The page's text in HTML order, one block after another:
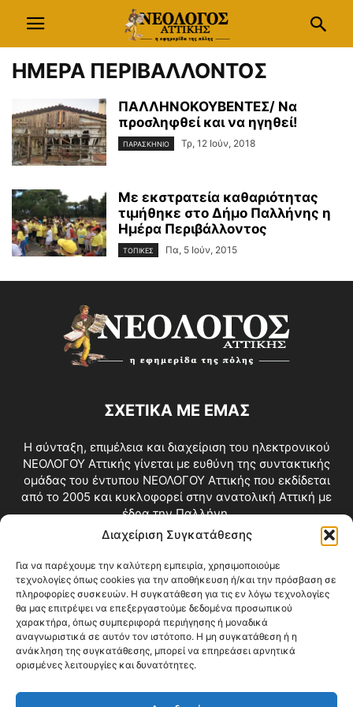
Διαχείριση Συγκατάθεσης
Για να παρέχουμε την καλύτερη εμπειρία, χρησιμοποιούμε
τεχνολογίες όπως cookies για την αποθήκευση ή/και την πρόσβαση σε
πληροφορίες συσκευών. Η συγκατάθεση για τις εν λόγω τεχνολογίες
θα μας επιτρέψει να επεξεργαστούμε δεδομένα προσωπικού
χαρακτήρα, όπως συμπεριφορά περιήγησης ή μοναδικά
αναγνωριστικά σε αυτόν τον ιστότοπο. Η μη συγκατάθεση ή η
ανάκληση της συγκατάθεσης, μπορεί να επηρεάσει αρνητικά
ορισμένες λειτουργίες και δυνατότητες.
ΗΜΕΡΑ ΠΕΡΙΒΑΛΛΟΝΤΟΣ
ΠΑΛΛΗΝΟΚΟΥΒΕΝΤΕΣ/ Να
προσληφθεί και να ηγηθεί!
ΠΑΡΑΣΚΗΝΙΟ Τρ, 12 Ιούν, 2018
Με εκστρατεία καθαριότητας
τιμήθηκε στο Δήμο Παλλήνης η
Ημέρα Περιβάλλοντος
ΤΟΠΙΚΕΣ Πα, 5 Ιούν, 2015
ΣΧΕΤΙΚΑ ΜΕ ΕΜΑΣ
Η σύνταξη, επιμέλεια και διαχείριση του ηλεκτρονικού
ΝΕΟΛΟΓΟΥ Αττικής γίνεται με ευθύνη της συντακτικής
ομάδας του έντυπου ΝΕΟΛΟΓΟΥ Αττικής που εκδίδεται
από το 2005 και κυκλοφορεί στην ανατολική Αττική με
έδρα την Παλλήνη.
Επικοινωνία:info@neologosattikis.gr
ΑΚΟΛΟΥΘΗΣΕ ΜΑΣ